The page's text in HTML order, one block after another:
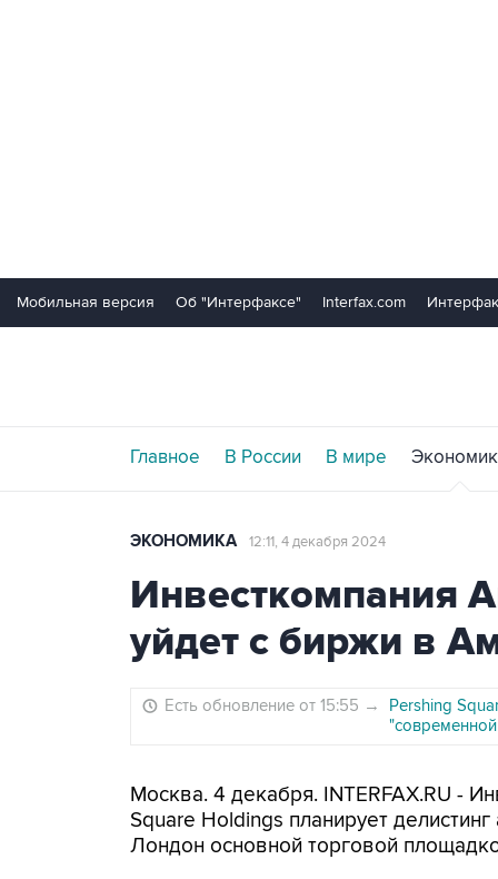
Мобильная версия Об "Интерфаксе" Interfax.com
Главное В России В мире
ЭКОНОМИКА 12:11, 4 декабря 2024
Инвесткомпания
уйдет с биржи в
Есть обновление от 15:55 →
Pershing
Москва. 4 декабря. INTERFAX.RU -
Square Holdings планирует
Лондон основной торговой